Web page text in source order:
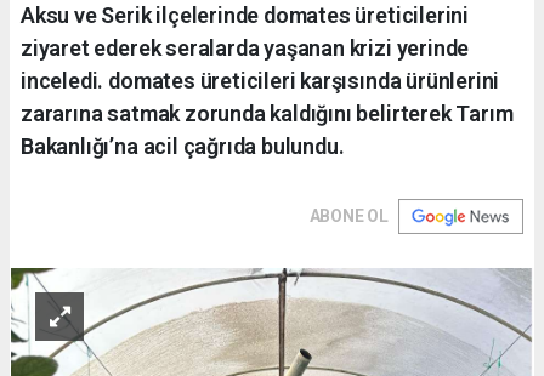
Aksu ve Serik ilçelerinde domates üreticilerini
ziyaret ederek seralarda yaşanan krizi yerinde
inceledi. domates üreticileri karşısında ürünlerini
zararına satmak zorunda kaldığını belirterek Tarım
Bakanlığı’na acil çağrıda bulundu.
ABONE OL